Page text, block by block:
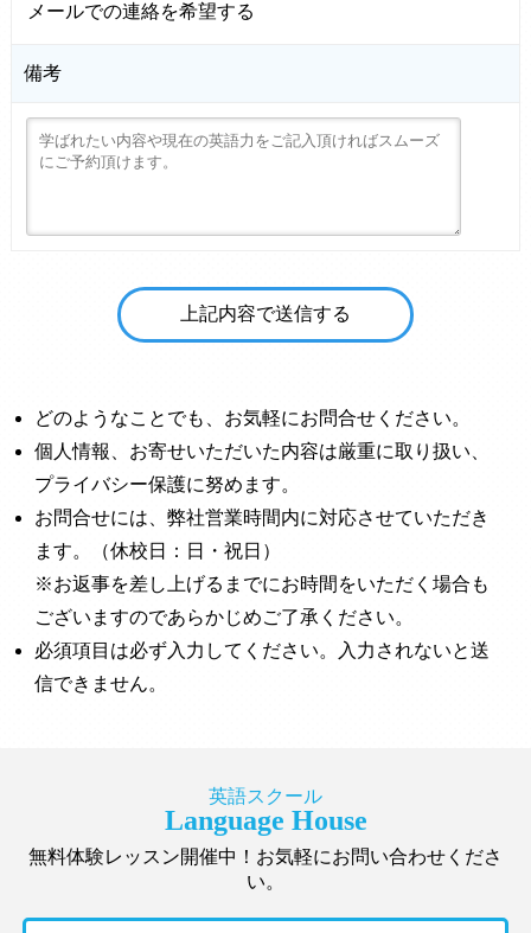
メールでの連絡を希望する
備考
どのようなことでも、お気軽にお問合せください。
個人情報、お寄せいただいた内容は厳重に取り扱い、
プライバシー保護に努めます。
お問合せには、弊社営業時間内に対応させていただき
ます。（休校日：日・祝日）
※お返事を差し上げるまでにお時間をいただく場合も
ございますのであらかじめご了承ください。
必須項目は必ず入力してください。入力されないと送
信できません。
英語スクール
Language House
無料体験レッスン開催中！お気軽にお問い合わせくださ
い。